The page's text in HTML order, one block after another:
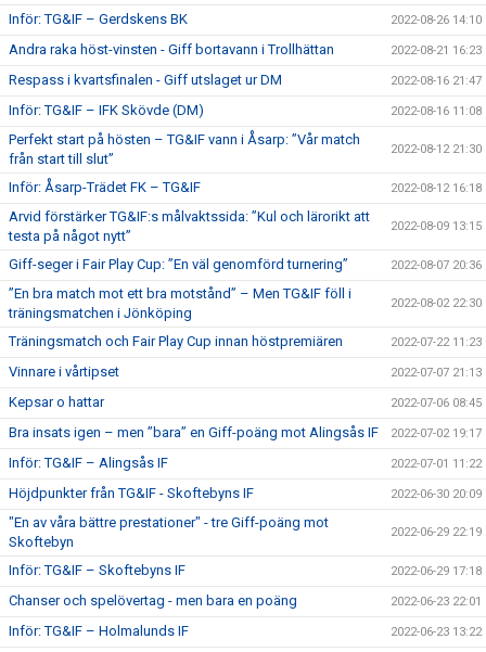
Inför: TG&IF – Gerdskens BK 2022-08-26 14:10
Andra raka höst-vinsten - Giff bortavann i Trollhättan 2022-08-21 16:23
Respass i kvartsfinalen - Giff utslaget ur DM 2022-08-16 21:47
Inför: TG&IF – IFK Skövde (DM) 2022-08-16 11:08
Perfekt start på hösten – TG&IF vann i Åsarp: ”Vår match
från start till slut”
2022-08-12 21:30
Inför: Åsarp-Trädet FK – TG&IF 2022-08-12 16:18
Arvid förstärker TG&IF:s målvaktssida: ”Kul och lärorikt att
testa på något nytt”
2022-08-09 13:15
Giff-seger i Fair Play Cup: ”En väl genomförd turnering” 2022-08-07 20:36
”En bra match mot ett bra motstånd” – Men TG&IF föll i
träningsmatchen i Jönköping
2022-08-02 22:30
Träningsmatch och Fair Play Cup innan höstpremiären 2022-07-22 11:23
Vinnare i vårtipset 2022-07-07 21:13
Kepsar o hattar 2022-07-06 08:45
Bra insats igen – men ”bara” en Giff-poäng mot Alingsås IF 2022-07-02 19:17
Inför: TG&IF – Alingsås IF 2022-07-01 11:22
Höjdpunkter från TG&IF - Skoftebyns IF 2022-06-30 20:09
"En av våra bättre prestationer" - tre Giff-poäng mot
Skoftebyn
2022-06-29 22:19
Inför: TG&IF – Skoftebyns IF 2022-06-29 17:18
Chanser och spelövertag - men bara en poäng 2022-06-23 22:01
Inför: TG&IF – Holmalunds IF 2022-06-23 13:22